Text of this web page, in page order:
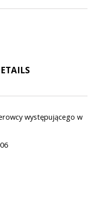
występującego w